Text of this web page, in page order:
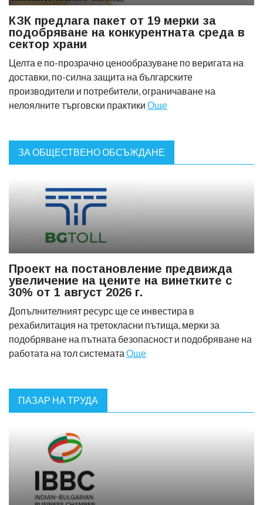
КЗК предлага пакет от 19 мерки за
подобряване на конкурентната среда в
сектор храни
Целта е по-прозрачно ценообразуване по веригата на
доставки, по-силна защита на българските
производители и потребители, ограничаване на
нелоялните търговски практики Още
ЗА ОБЩЕСТВЕНО ОБСЪЖДАНЕ
Проект на постановление предвижда
увеличение на цените на винетките с
30% от 1 август 2026 г.
Допълнителният ресурс ще се инвестира в
рехабилитация на третокласни пътища, мерки за
подобряване на пътната безопасност и подобряване на
работата на тол системата Още
ПАЗАР НА ТРУДА